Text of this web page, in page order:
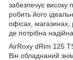
забезпечує високу
робить його
офісах, магазинах,
де потрібна
AirRoxy dRim 125
Він обладнаний